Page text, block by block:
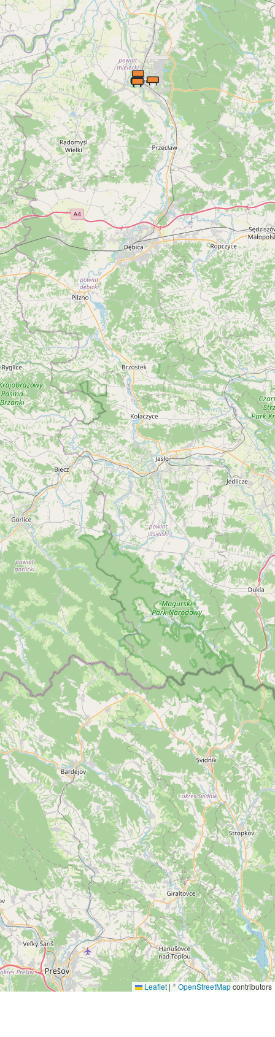
Leaflet | ©OpenStreetMapcontributors